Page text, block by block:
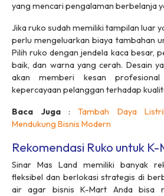
yang mencari pengalaman berbelanja
Jika ruko sudah memiliki tampilan luar
perlu mengeluarkan biaya tambahan
Pilih ruko dengan jendela kaca besar,
baik, dan warna yang cerah. Desain
akan memberi kesan profesional
kepercayaan pelanggan terhadap
Baca Juga :Tambah Daya
Mendukung Bisnis Modern
Rekomendasi Ruko untuk
Sinar Mas Land memiliki banyak
fleksibel dan berlokasi strategis di
air agar bisnisK-Mart Anda bisa